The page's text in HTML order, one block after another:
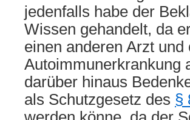
jedenfalls habe der
Wissen gehandelt, da
einen anderen Arzt
Autoimmunerkrankung
darüber hinaus
als Schutzgesetz des §